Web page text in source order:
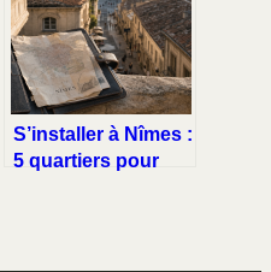
musculaire
S’installer à Nîmes :
5 quartiers pour